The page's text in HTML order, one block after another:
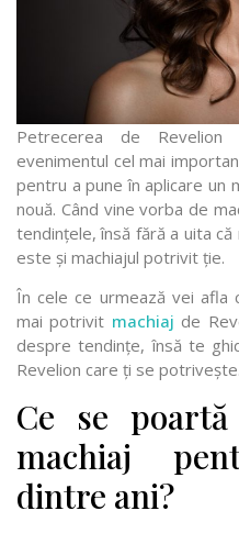
Petrecerea de
evenimentul cel mai
pentru a pune în aplicare un
nouă. Când vine vorba de
tendințele, însă fără a uita
este și machiajul potrivit ție.
În cele ce urmează vei afla
mai potrivit machiaj de
despre tendințe, însă te
Revelion care ți se potrivește.
Ce se
machiaj
dintre ani?